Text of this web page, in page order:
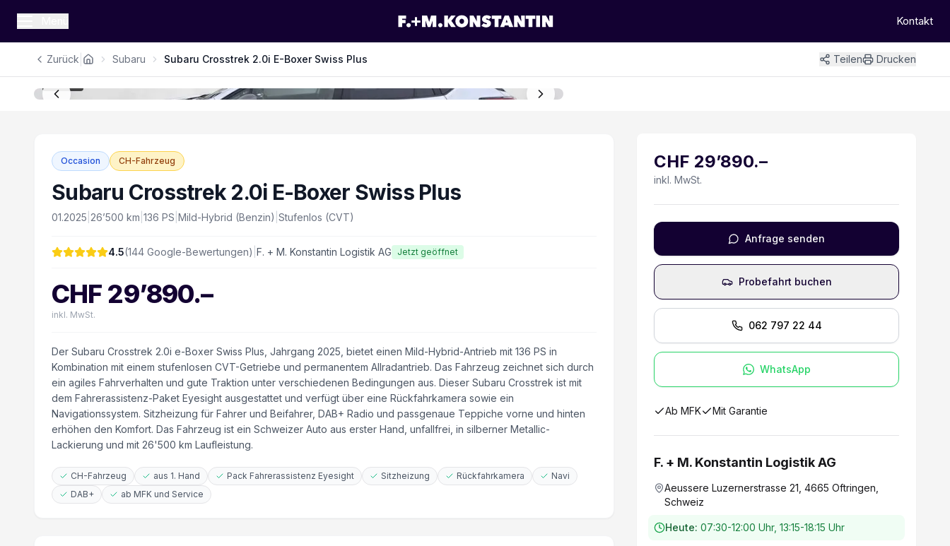
Kontakt
Zurück Subaru Subaru Crosstrek 2.0i E-Boxer Swiss Plus Teilen
Drucken
1/16
Occasion CH-Fahrzeug
Subaru Crosstrek 2.0i E-Boxer Swiss Plus
01.2025 26’500 km 136 PS Mild-Hybrid (Benzin) Stufenlos (CVT)
4.5(144 Google-Bewertungen) F. + M. Konstantin Logistik AG Jetzt geöffnet
CHF 29’890.–
inkl. MwSt.
Der Subaru Crosstrek 2.0i e-Boxer Swiss Plus, Jahrgang 2025, bietet einen Mild-Hybrid-Antrieb mit 136 PS in
Kombination mit einem stufenlosen CVT-Getriebe und permanentem Allradantrieb. Das Fahrzeug zeichnet sich durch
ein agiles Fahrverhalten und gute Traktion unter verschiedenen Bedingungen aus. Dieser Subaru Crosstrek ist mit
dem Fahrerassistenz-Paket Eyesight ausgestattet und verfügt über eine Rückfahrkamera sowie ein
Navigationssystem. Sitzheizung für Fahrer und Beifahrer, DAB+ Radio und passgenaue Teppiche vorne und hinten
erhöhen den Komfort. Das Fahrzeug ist ein Schweizer Auto aus erster Hand, unfallfrei, in silberner Metallic-
Lackierung und mit 26'500 km Laufleistung.
CH-Fahrzeug aus 1. Hand Pack Fahrerassistenz Eyesight Sitzheizung Rückfahrkamera
Navi
DAB+
ab MFK und Service
CHF 29’890.–
inkl. MwSt.
Anfrage senden
Probefahrt buchen
062 797 22 44
WhatsApp
Ab MFK Mit Garantie
F. + M. Konstantin Logistik AG
Aeussere Luzernerstrasse 21, 4665 Oftringen,
Schweiz
Heute:07:30-12:00 Uhr, 13:15-18:15 Uhr